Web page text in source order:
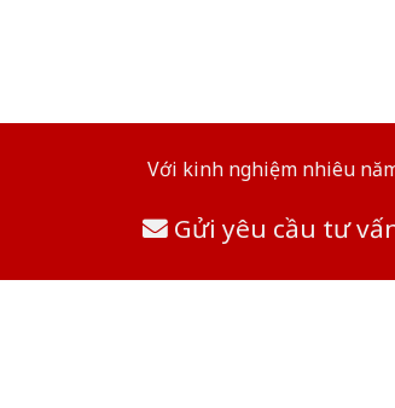
Với kinh nghiệm nhiêu
Gửi yêu cầu tư